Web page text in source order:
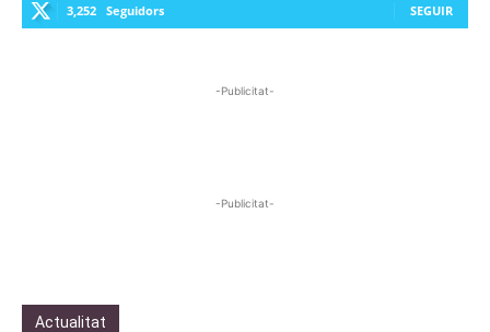
3,252 Seguidors SEGUIR
-Publicitat-
-Publicitat-
Actualitat